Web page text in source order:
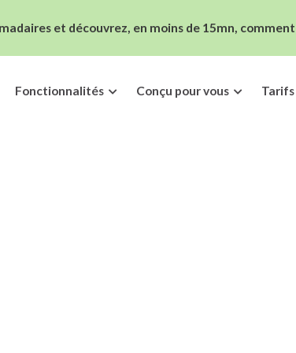
et découvrez, en moins de 15mn,
Fonctionnalités Conçu pour vous Tarifs